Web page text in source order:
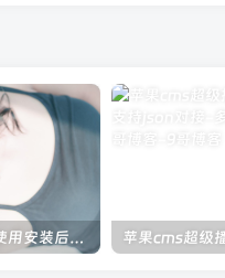
超级播放器专业版使用安装后台配置等视频教程总汇